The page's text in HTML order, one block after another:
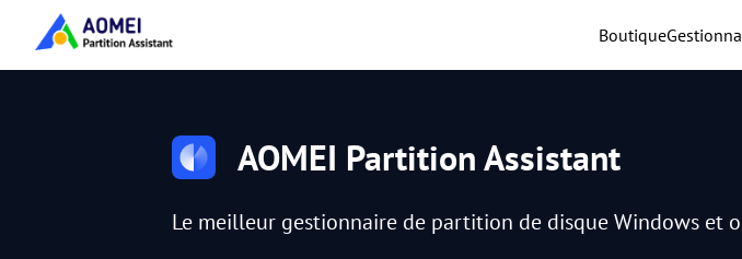
Boutique
AOMEI Partition Assistant
Le meilleur gestionnaire de partition de disque Windows et